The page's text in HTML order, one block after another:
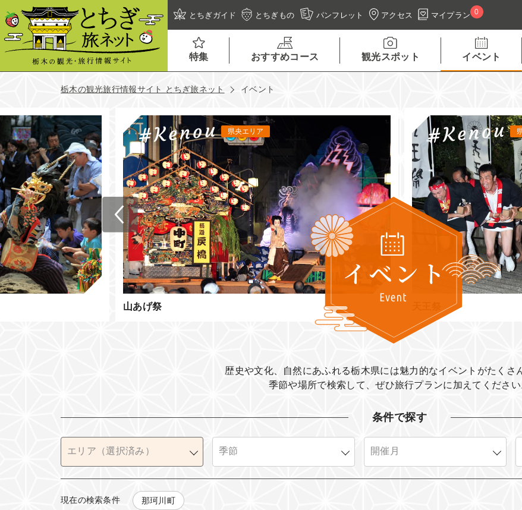
とちぎガイド とちぎもの パンフレット アクセス マイプラン 0
特集 おすすめコース 観光スポット イベント
栃木の観光旅行情報サイト とちぎ旅ネット イベント
県央エリア
歴史や文化、自然にあふれる栃木県には魅力的なイベントがたくさ
季節や場所で検索して、ぜひ旅行プランに加えてください
条件で探す
全て
現在の検索条件 那珂川町